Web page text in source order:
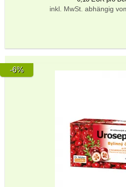
inkl. MwSt. abhängig
-6%